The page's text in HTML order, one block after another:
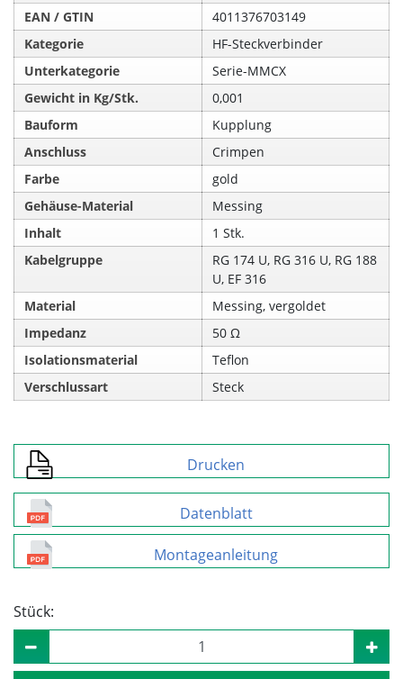
EAN / GTIN
4011376703149
Kategorie
HF-Steckverbinder
Unterkategorie
Serie-MMCX
Gewicht in Kg/Stk.
0,001
Bauform
Kupplung
Anschluss
Crimpen
Farbe
gold
Gehäuse-Material
Messing
Inhalt
1 Stk.
Kabelgruppe
RG 174 U, RG 316 U, RG 188
U, EF 316
Material
Messing, vergoldet
Impedanz
50 Ω
Isolationsmaterial
Teflon
Verschlussart
Steck
Drucken
Datenblatt
Montageanleitung
Stück: